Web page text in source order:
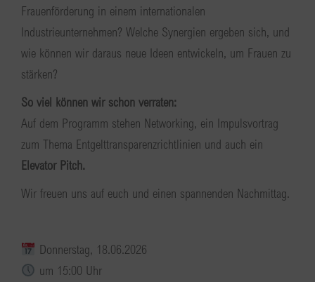
Frauenförderung in einem internationalen
Industrieunternehmen? Welche Synergien ergeben sich, und
wie können wir daraus neue Ideen entwickeln, um Frauen zu
stärken?
So viel können wir schon verraten:
Auf dem Programm stehen Networking, ein Impulsvortrag
zum Thema Entgelttransparenzrichtlinien und auch ein
Elevator Pitch.
Wir freuen uns auf euch und einen spannenden Nachmittag.
Donnerstag, 18.06.2026
um 15:00 Uhr